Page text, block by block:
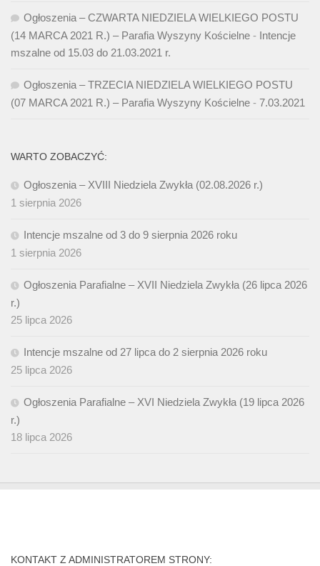
Ogłoszenia – CZWARTA NIEDZIELA WIELKIEGO POSTU
(14 MARCA 2021 R.) – Parafia Wyszyny Kościelne - Intencje
mszalne od 15.03 do 21.03.2021 r.
Ogłoszenia – TRZECIA NIEDZIELA WIELKIEGO POSTU
(07 MARCA 2021 R.) – Parafia Wyszyny Kościelne - 7.03.2021
WARTO ZOBACZYĆ:
Ogłoszenia – XVIII Niedziela Zwykła (02.08.2026 r.)
1 sierpnia 2026
Intencje mszalne od 3 do 9 sierpnia 2026 roku
1 sierpnia 2026
Ogłoszenia Parafialne – XVII Niedziela Zwykła (26 lipca 2026
r.)
25 lipca 2026
Intencje mszalne od 27 lipca do 2 sierpnia 2026 roku
25 lipca 2026
Ogłoszenia Parafialne – XVI Niedziela Zwykła (19 lipca 2026
r.)
18 lipca 2026
KONTAKT Z ADMINISTRATOREM STRONY: